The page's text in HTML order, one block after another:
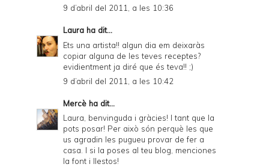
9 d’abril del 2011, a les 10:36
Laura ha dit...
Ets una artista!! algun dia em deixaràs
copiar alguna de les teves receptes?
evidientment ja diré que és teva!! ;)
9 d’abril del 2011, a les 10:42
Mercè ha dit...
Laura, benvinguda i gràcies! I tant que la
pots posar! Per això són perquè les que
us agradin les pugueu provar de fer a
casa. I si la poses al teu blog, menciones
la font i llestos!